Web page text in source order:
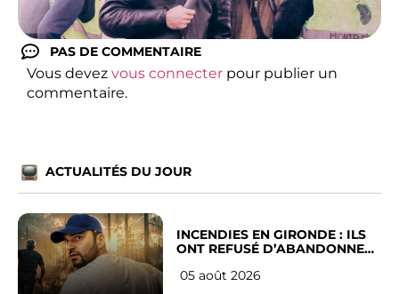
PAS DE COMMENTAIRE
Vous devez vous connecter pour publier un
commentaire.
ACTUALITÉS DU JOUR
INCENDIES EN GIRONDE : ILS
ONT REFUSÉ D’ABANDONNER
05 août 2026